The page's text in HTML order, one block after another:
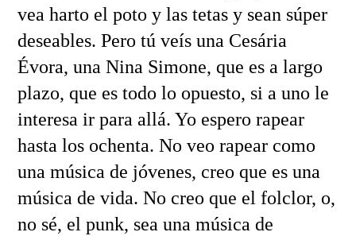
vea harto el poto y las tetas y sean súper
deseables. Pero tú veís una Cesária
Évora, una Nina Simone, que es a largo
plazo, que es todo lo opuesto, si a uno le
interesa ir para allá. Yo espero rapear
hasta los ochenta. No veo rapear como
una música de jóvenes, creo que es una
música de vida. No creo que el folclor, o,
no sé, el punk, sea una música de